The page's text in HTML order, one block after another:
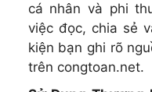
cá nhân và phi
việc đọc, chia sẻ
kiện bạn ghi rõ
trên congtoan.net.